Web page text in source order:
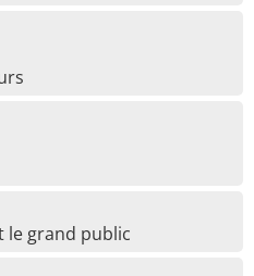
le grand public